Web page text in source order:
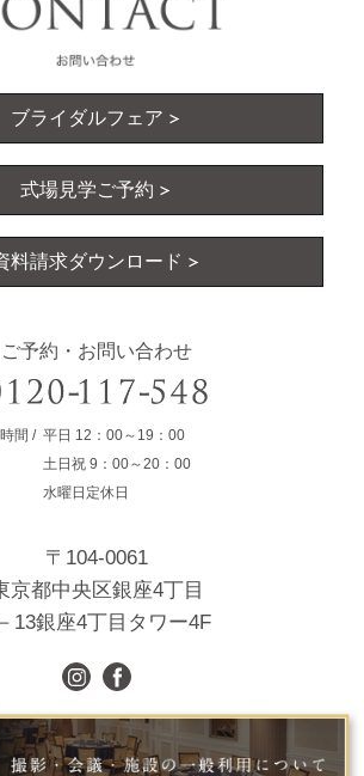
ブライダルフェア
式場見学ご予約
料請求ダウンロード
ご予約・お問い合わせ
間 平日 12：00～19：00
土日祝 9：00～20：00
水曜日定休日
〒104-0061
京都中央区銀座4丁目
13銀座4丁目タワー4F